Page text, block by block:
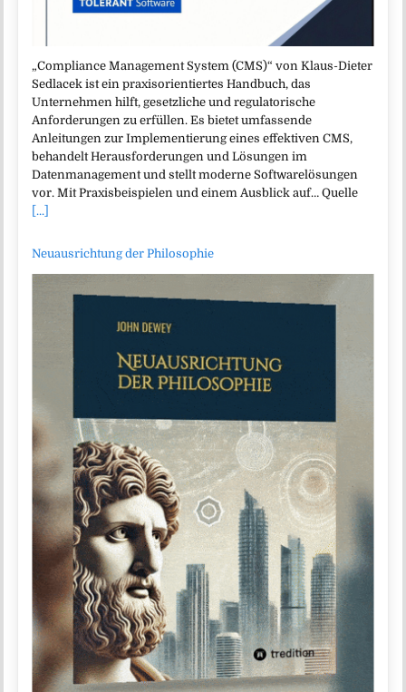
„Compliance Management System (CMS)“ von Klaus-Dieter
Sedlacek ist ein praxisorientiertes Handbuch, das
Unternehmen hilft, gesetzliche und regulatorische
Anforderungen zu erfüllen. Es bietet umfassende
Anleitungen zur Implementierung eines effektiven CMS,
behandelt Herausforderungen und Lösungen im
Datenmanagement und stellt moderne Softwarelösungen
vor. Mit Praxisbeispielen und einem Ausblick auf… Quelle
[...]
Neuausrichtung der Philosophie